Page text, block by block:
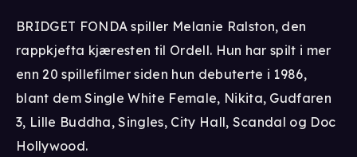
BRIDGET FONDA spiller Melanie Ralston, den
rappkjefta kjæresten til Ordell. Hun har spilt i mer
enn 20 spillefilmer siden hun debuterte i 1986,
blant dem Single White Female, Nikita, Gudfaren
3, Lille Buddha, Singles, City Hall, Scandal og Doc
Hollywood.